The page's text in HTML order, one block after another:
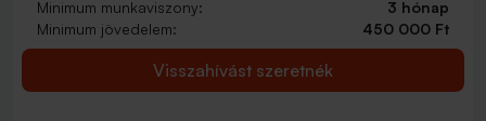
Minimum munkaviszony:
3 hónap
Minimum jövedelem:
450 000 Ft
Visszahívást szeretnék